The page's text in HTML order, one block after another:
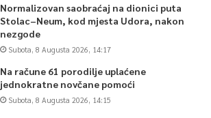
Normalizovan saobraćaj na dionici puta
Stolac–Neum, kod mjesta Udora, nakon
nezgode
Subota, 8 Augusta 2026, 14:17
Na račune 61 porodilje uplaćene
jednokratne novčane pomoći
Subota, 8 Augusta 2026, 14:15